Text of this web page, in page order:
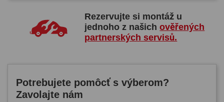
Rezervujte si montáž u
jednoho z našichověřených
partnerských servisů.
Potrebujete pomôcť s výberom?
Zavolajte nám